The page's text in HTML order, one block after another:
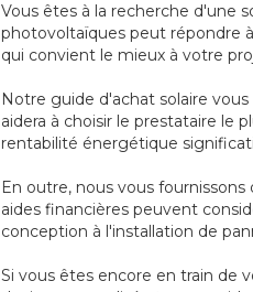
Vous êtes à la recherche d'une
photovoltaïques peut répondre
qui convient le mieux à votre
Notre guide d'achat solaire
aidera à choisir le prestataire le
rentabilité énergétique
En outre, nous vous
aides financières peuvent
conception à l'installation de
Si vous êtes encore en train de